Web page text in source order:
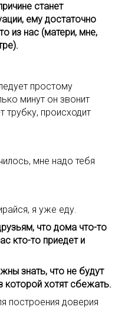
станет
ему достаточно
из нас (матери, мне,
простому
минут он звонит
трубку, происходит
мне надо тебя
я уже еду.
что дома что-то
кто-то приедет и
знать, что не будут
которой хотят сбежать.
построения доверия